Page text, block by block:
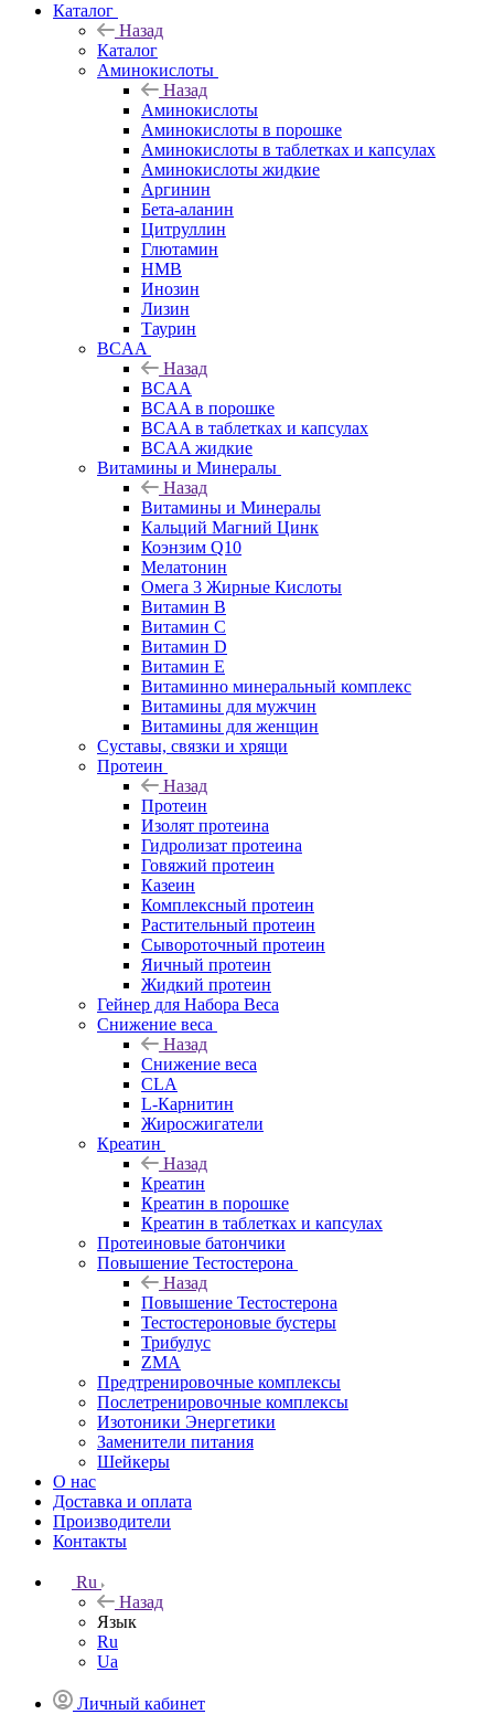
Каталог
Назад
Каталог
Аминокислоты
Назад
Аминокислоты
Аминокислоты в порошке
Аминокислоты в таблетках и капсулах
Аминокислоты жидкие
Аргинин
Бета-аланин
Цитруллин
Глютамин
HMB
Инозин
Лизин
Таурин
BCAA
Назад
BCAA
BCAA в порошке
BCAA в таблетках и капсулах
BCAA жидкие
Витамины и Минералы
Назад
Витамины и Минералы
Кальций Магний Цинк
Коэнзим Q10
Мелатонин
Омега 3 Жирные Кислоты
Витамин B
Витамин C
Витамин D
Витамин E
Витаминно минеральный комплекс
Витамины для мужчин
Витамины для женщин
Суставы, связки и хрящи
Протеин
Назад
Протеин
Изолят протеина
Гидролизат протеина
Говяжий протеин
Казеин
Комплексный протеин
Растительный протеин
Сывороточный протеин
Яичный протеин
Жидкий протеин
Гейнер для Набора Веса
Снижение веса
Назад
Снижение веса
CLA
L-Карнитин
Жиросжигатели
Креатин
Назад
Креатин
Креатин в порошке
Креатин в таблетках и капсулах
Протеиновые батончики
Повышение Тестостерона
Назад
Повышение Тестостерона
Тестостероновые бустеры
Трибулус
ZMA
Предтренировочные комплексы
Послетренировочные комплексы
Изотоники Энергетики
Заменители питания
Шейкеры
О нас
Доставка и оплата
Производители
Контакты
Ru
Назад
Язык
Ru
Ua
Личный кабинет